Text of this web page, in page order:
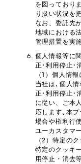
を図っており
り扱い状況を
なお、委託先
地域における
管理措置を実
個人情報等に
正･利用停止･
（1）個人情
当社は､個人
正･利用停止･
に従い、ご本
応します｡本
場合や権利行
ユーカスタマ
（2）特定の
特定のクッキ
用停止・消去